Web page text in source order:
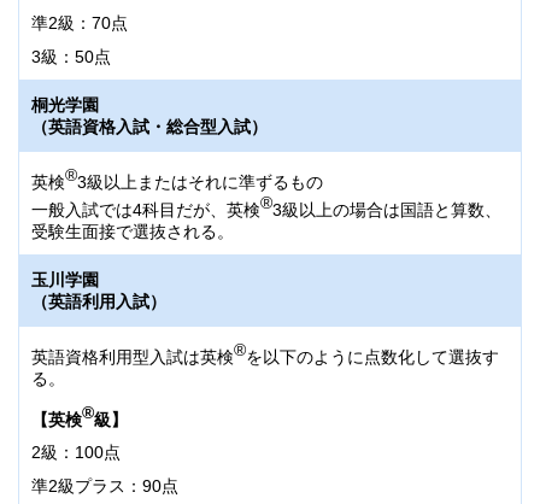
準2級：70点
3級：50点
桐光学園
（英語資格入試・総合型入試）
英検®3級以上またはそれに準ずるもの
一般入試では4科目だが、英検®3級以上の場合は国語と算数、
受験生面接で選抜される。
玉川学園
（英語利用入試）
英語資格利用型入試は英検®を以下のように点数化して選抜す
る。
【英検®級】
2級：100点
準2級プラス：90点